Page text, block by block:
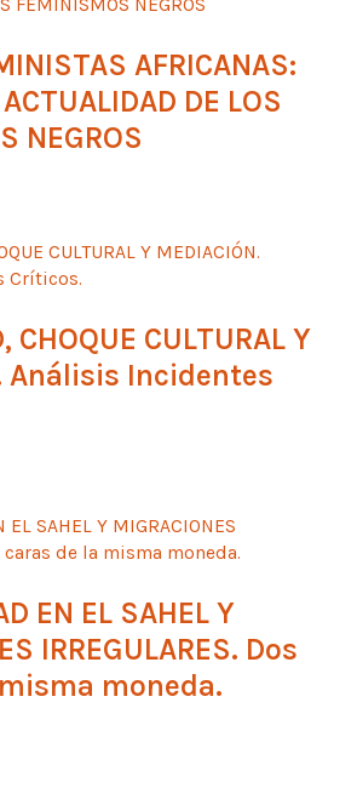
AFRICANAS:
DE LOS
NEGROS
CHOQUE CULTURAL Y
Análisis Incidentes
EN EL SAHEL Y
IRREGULARES. Dos
moneda.